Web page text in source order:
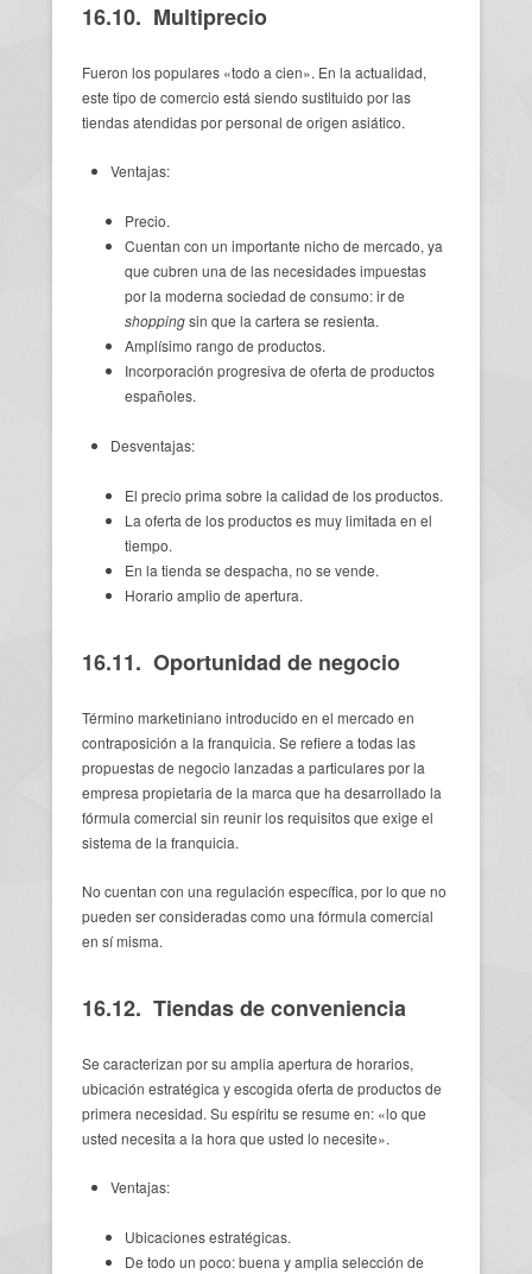
16.10. Multiprecio
Fueron los populares «todo a cien». En la actualidad,
este tipo de comercio está siendo sustituido por las
tiendas atendidas por personal de origen asiático.
Ventajas:
Precio.
Cuentan con un importante nicho de mercado, ya
que cubren una de las necesidades impuestas
por la moderna sociedad de consumo: ir de
shoppingsin que la cartera se resienta.
Amplísimo rango de productos.
Incorporación progresiva de oferta de productos
españoles.
Desventajas:
El precio prima sobre la calidad de los productos.
La oferta de los productos es muy limitada en el
tiempo.
En la tienda se despacha, no se vende.
Horario amplio de apertura.
16.11. Oportunidad de negocio
Término marketiniano introducido en el mercado en
contraposición a la franquicia. Se refiere a todas las
propuestas de negocio lanzadas a particulares por la
empresa propietaria de la marca que ha desarrollado la
fórmula comercial sin reunir los requisitos que exige el
sistema de la franquicia.
No cuentan con una regulación específica, por lo que no
pueden ser consideradas como una fórmula comercial
en sí misma.
16.12. Tiendas de conveniencia
Se caracterizan por su amplia apertura de horarios,
ubicación estratégica y escogida oferta de productos de
primera necesidad. Su espíritu se resume en: «lo que
usted necesita a la hora que usted lo necesite».
Ventajas:
Ubicaciones estratégicas.
De todo un poco: buena y amplia selección de